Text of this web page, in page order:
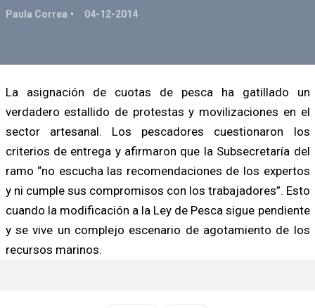
Paula Correa 04-12-2014
La asignación de cuotas de pesca ha gatillado un
verdadero estallido de protestas y movilizaciones en el
sector artesanal. Los pescadores cuestionaron los
criterios de entrega y afirmaron que la Subsecretaría del
ramo “no escucha las recomendaciones de los expertos
y ni cumple sus compromisos con los trabajadores”. Esto
cuando la modificación a la Ley de Pesca sigue pendiente
y se vive un complejo escenario de agotamiento de los
recursos marinos.